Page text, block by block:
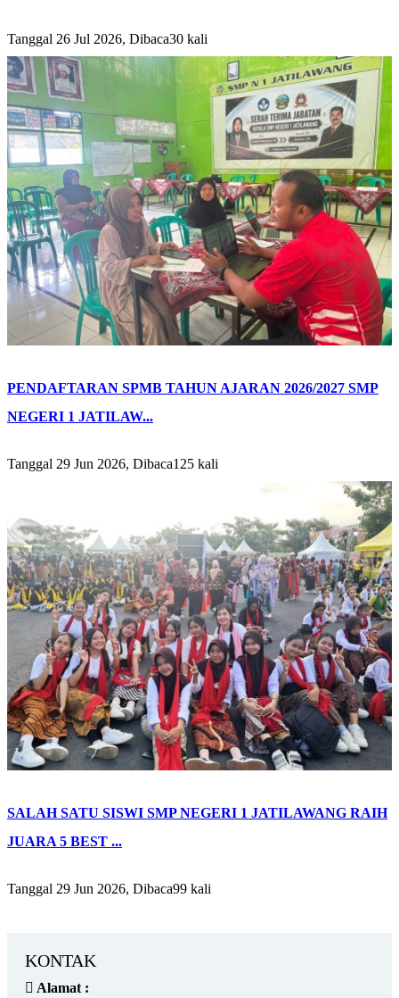
Tanggal 26 Jul 2026, Dibaca30 kali
PENDAFTARAN SPMB TAHUN AJARAN 2026/2027 SMP
NEGERI 1 JATILAW...
Tanggal 29 Jun 2026, Dibaca125 kali
SALAH SATU SISWI SMP NEGERI 1 JATILAWANG RAIH
JUARA 5 BEST ...
Tanggal 29 Jun 2026, Dibaca99 kali
KONTAK
Alamat :